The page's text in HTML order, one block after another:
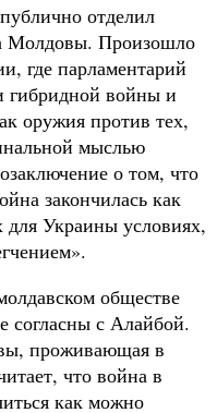
отделил
Молдовы. Произошло
где парламентарий
гибридной войны и
оружия против тех,
мыслью
о том, что
закончилась как
Украины условиях,
обществе
согласны с Алайбой.
проживающая в
что война в
как можно